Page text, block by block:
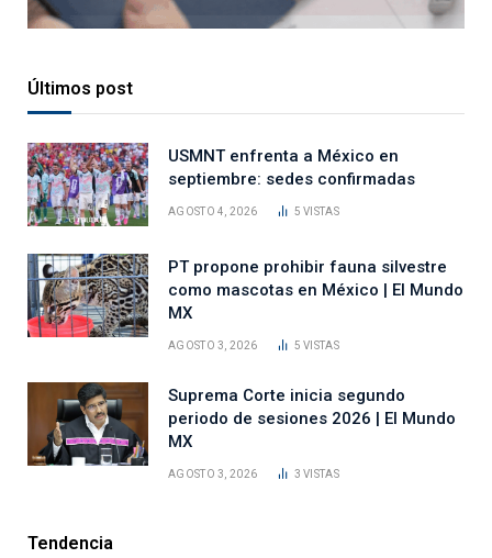
Últimos post
USMNT enfrenta a México en
septiembre: sedes confirmadas
AGOSTO 4, 2026 5VISTAS
PT propone prohibir fauna silvestre
como mascotas en México | El Mundo
MX
AGOSTO 3, 2026 5VISTAS
Suprema Corte inicia segundo
periodo de sesiones 2026 | El Mundo
MX
AGOSTO 3, 2026 3VISTAS
Tendencia